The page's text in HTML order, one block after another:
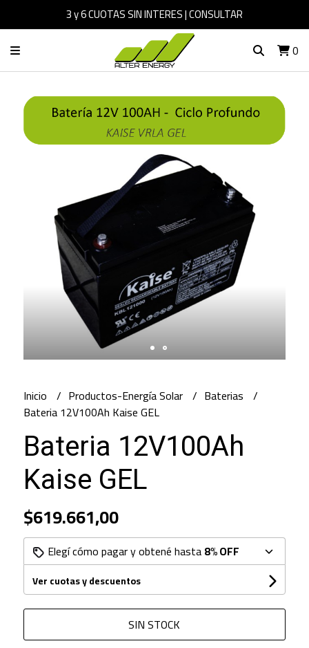
3 y 6 CUOTAS SIN INTERES | CONSULTAR
0
Inicio Productos-Energía Solar
Baterias
Bateria 12V100Ah Kaise GEL
Bateria 12V100Ah
Kaise GEL
$619.661,00
Elegí cómo pagar y obtené hasta8% OFF
Ver cuotas y descuentos
SIN STOCK